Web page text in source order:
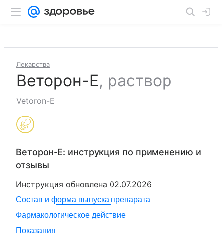
Лекарства
Веторон-Е, раствор
Vetoron-E
Веторон-Е: инструкция по применению и
отзывы
Инструкция обновлена 02.07.2026
Состав и форма выпуска препарата
Фармакологическое действие
Показания